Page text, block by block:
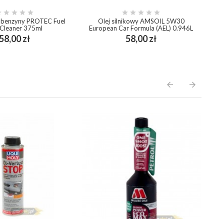
   
PROTEC Fuel
375ml
złCena
add_shopping_cart
    
Olej silnikowy AMSOIL 5W30
European Car Formula (AEL) 0.946L
58,00 złCena
add_shopping_cart
arrow_back arrow_forward